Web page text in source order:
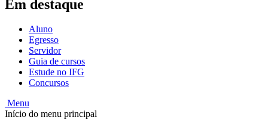
Em destaque
Aluno
Egresso
Servidor
Guia de cursos
Estude no IFG
Concursos
Menu
Início do menu principal